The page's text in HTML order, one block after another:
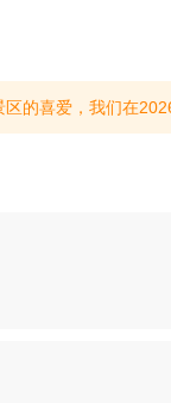
知（一）2026年8月8日，景区执行免首道门票优惠政策，观光车、游船、讲解服务